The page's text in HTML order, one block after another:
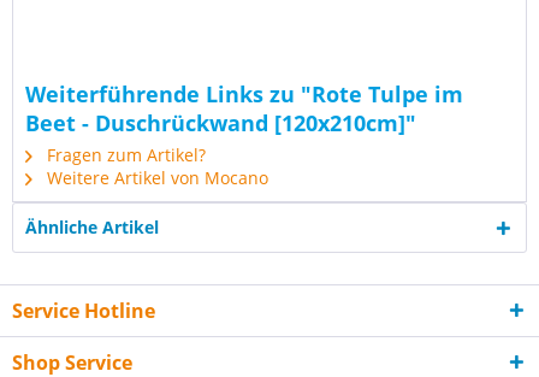
Weiterführende Links zu "Rote Tulpe im
Beet - Duschrückwand [120x210cm]"
Fragen zum Artikel?
Weitere Artikel von Mocano
Ähnliche Artikel
Service Hotline
Shop Service